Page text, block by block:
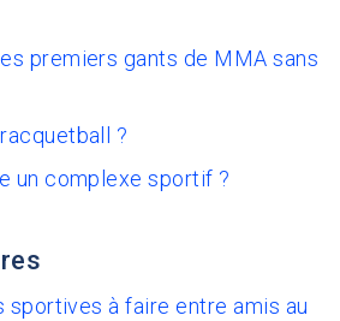
premiers gants de MMA sans
?
un complexe sportif ?
à faire entre amis au